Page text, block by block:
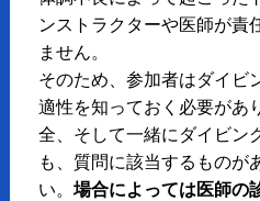
ンストラクターや医師が責
ません。
そのため、参加者はダイビ
適性を知っておく必要があ
全、そして一緒にダイビン
も、質問に該当するものが
い。 場合によっては医師の